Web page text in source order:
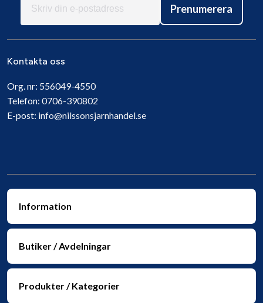
Prenumerera
Kontakta oss
Org. nr: 556049-4550
Telefon: 0706-390802
E-post: info@nilssonsjarnhandel.se
Information
Butiker / Avdelningar
Produkter / Kategorier